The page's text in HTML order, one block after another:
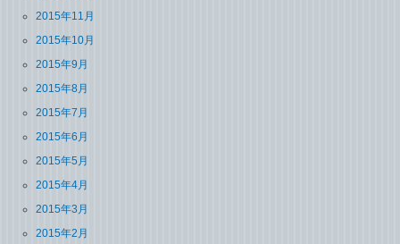
2015年11月
2015年10月
2015年9月
2015年8月
2015年7月
2015年6月
2015年5月
2015年4月
2015年3月
2015年2月